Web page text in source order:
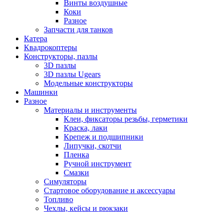
Винты воздушные
Коки
Разное
Запчасти для танков
Катера
Квадрокоптеры
Конструкторы, пазлы
3D пазлы
3D пазлы Ugears
Модельные конструкторы
Машинки
Разное
Материалы и инструменты
Клеи, фиксаторы резьбы, герметики
Краска, лаки
Крепеж и подшипники
Липучки, скотчи
Пленка
Ручной инструмент
Смазки
Симуляторы
Стартовое оборудование и аксессуары
Топливо
Чехлы, кейсы и рюкзаки